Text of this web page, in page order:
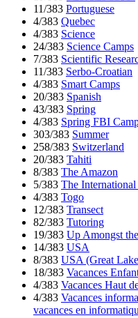
11/383 Portuguese
4/383 Quebec
4/383 Science
24/383 Science Camps
7/383 Scientific
11/383 Serbo-Croatian
4/383 Smart Camps
20/383 Spanish
43/383 Spring
4/383 Spring FBI
303/383 Summer
258/383 Switzerland
20/383 Tahiti
8/383 The Amazon
5/383 The
4/383 Togo
12/383 Transect
82/383 Tutoring
19/383 Up Amongst
14/383 USA
8/383 USA (Great
18/383 Vacances
4/383 Vacances Haut
4/383 Vacances
vacances en